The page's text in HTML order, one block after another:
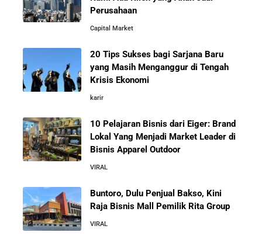
Belajar dari Kopi Kenangan: Cara Membangun Resto
Cara Mendirikan Kafe Sukses Seperti Kopi Kenangan,
Fore Coffee, dan Tuku: Panduan Lengkap untuk Pemula
Rahasia Sukses Starbucks: Strategi Branding dan
Pengalaman Pelanggan yang Bisa Kamu Tiru
5 Cara Aman Pindah Kuadran dari Karyawan ke
Kacau
10 Kiat Aman Memulai Bisnis dari Nol: Panduan
Perusahaan
Capital Market
20 Tips Sukses bagi Sarjana Baru
yang Masih Menganggur di Tengah
Krisis Ekonomi
karir
10 Pelajaran Bisnis dari Eiger: Brand
Lokal Yang Menjadi Market Leader di
Bisnis Apparel Outdoor
VIRAL
Buntoro, Dulu Penjual Bakso, Kini
Raja Bisnis Mall Pemilik Rita Group
VIRAL